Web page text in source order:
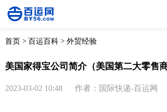
首页 > 百运百科 > 外贸经验
美国家得宝公司简介（美国第二大零售商
2023-03-02 10:48 作者：国际快递-百运网